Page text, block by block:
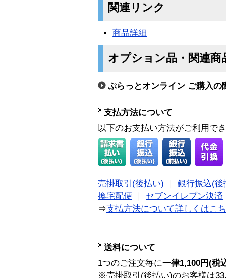
関連リンク
商品詳細
オプション品・関連商
ぷらっとオンライン ご購入の
支払方法について
以下のお支払い方法がご利用で
売掛取引(後払い)
銀行振込(後
換宅配便
セブンイレブン決済
⇒支払方法について詳しくはこ
送料について
1つのご注文毎に一律1,100円(税
※売掛取引(後払い)のお客様は